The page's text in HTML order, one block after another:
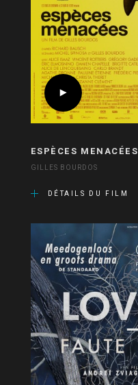
ESPÈCES MENACÉES
GILLES BOURDOS
DÉTAILS DU FILM